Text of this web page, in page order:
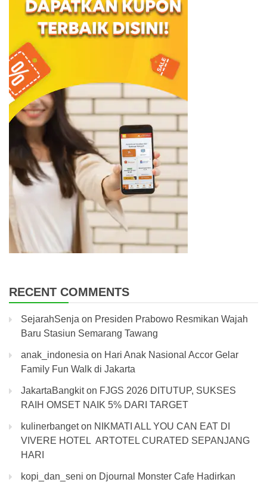
RECENT COMMENTS
SejarahSenja on Presiden Prabowo Resmikan Wajah
Baru Stasiun Semarang Tawang
anak_indonesia on Hari Anak Nasional Accor Gelar
Family Fun Walk di Jakarta
JakartaBangkiton FJGS 2026 DITUTUP, SUKSES
RAIH OMSET NAIK 5% DARI TARGET
kulinerbangeton NIKMATI ALL YOU CAN EAT DI
VIVERE HOTEL ARTOTEL CURATED SEPANJANG
HARI
kopi_dan_seni on Djournal Monster Cafe Hadirkan